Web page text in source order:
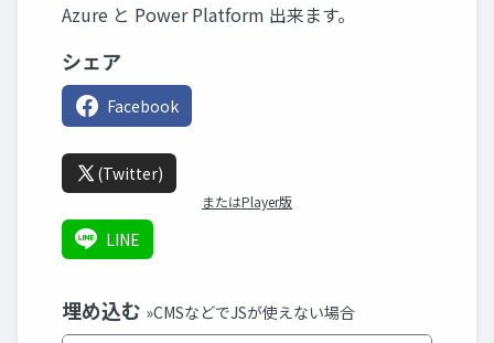
Azure と Power Platform 出来ます。
シェア
Facebook
(Twitter)
またはPlayer版
LINE
埋め込む »CMSなどでJSが使えない場合